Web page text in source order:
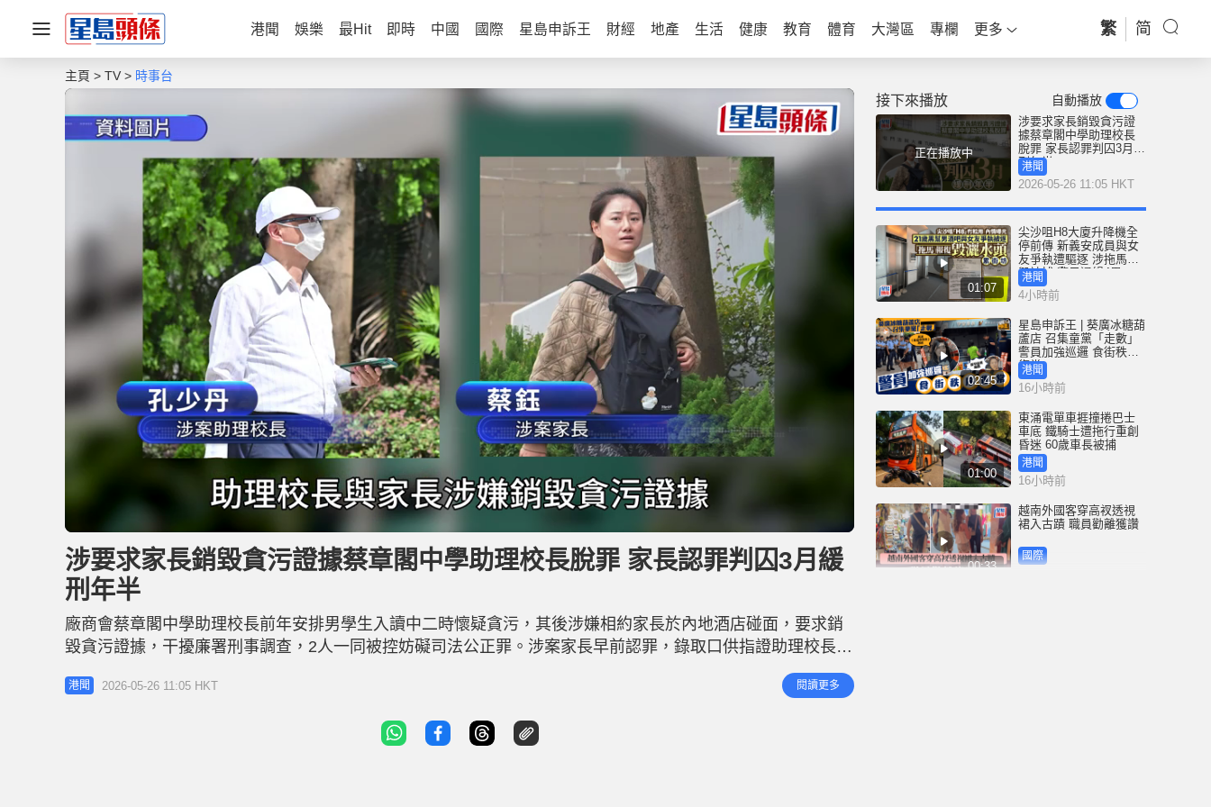
港聞 娛樂 最Hit 即時 中國 國際 星島申訴王 財經 地產 生活 健康 教育 體育 大灣區 專欄 更多 繁 简
主頁 TV 時事台
n
u
t
e
o
d
e
d
:
2
%
涉要求家長銷毀貪污證據蔡章閣中學助理校長脫罪 家長認罪判囚3月緩
刑年半
廠商會蔡章閣中學助理校長前年安排男學生入讀中二時懷疑貪污，其後涉嫌相約家長於內地酒店碰面，要求銷
毀貪污證據，干擾廉署刑事調查，2人一同被控妨礙司法公正罪。涉案家長早前認罪，錄取口供指證助理校長。
助理校長則否認控罪受審，因離港前未曾向家長談及刪除訊息事宜，控方未能證明其在港犯案，被裁定罪脫。
署理主任裁判官鄧少雄今早於屯門裁判法院判處涉案家長監禁3個月，緩刑18個月。 求情稱獲知報案後驚惶失
港聞 2026-05-26 11:05 HKT 閱讀更多
接下來播放 自動播放
正在播放中
涉要求家長銷毀貪污證
據蔡章閣中學助理校長
脫罪 家長認罪判囚3月緩
刑年半
港聞
2026-05-26 11:05 HKT
01:07
尖沙咀H8大廈升降機全
停前傳 新義安成員與女
友爭執遭驅逐 涉拖馬刑
毀被捕 警另通緝4男
港聞
4小時前
02:45
星島申訴王 | 葵廣冰糖葫
蘆店 召集童黨「走數」
警員加強巡邏 食街秩序
復常
港聞
16小時前
01:00
東涌電單車捱撞捲巴士
車底 鐵騎士遭拖行重創
昏迷 60歲車長被捕
港聞
16小時前
00:33
越南外國客穿高衩透視
裙入古蹟 職員勸離獲讚
國際